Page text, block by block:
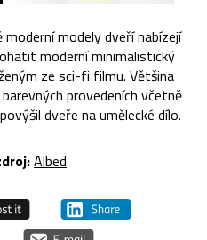
modely dveří nabízejí
moderní minimalistický
ze sci-fi filmu. Většina
provedeních včetně
dveře na umělecké dílo.
Albed